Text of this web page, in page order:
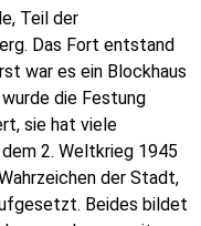
Teil der
Das Fort entstand
war es ein Blockhaus
die Festung
sie hat viele
2. Weltkrieg 1945
der Stadt,
Beides bildet